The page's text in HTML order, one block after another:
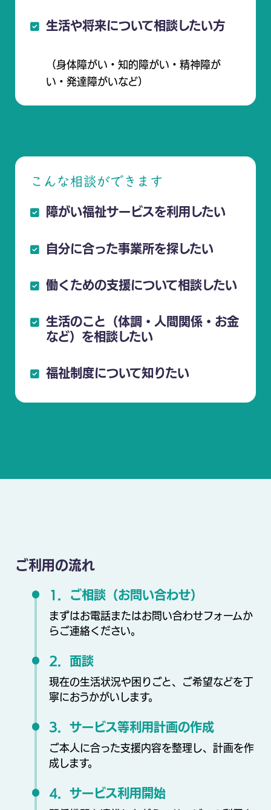
生活や将来について相談したい方
（身体障がい・知的障がい・精神障が
い・発達障がいなど）
こんな相談ができます
障がい福祉サービスを利用したい
自分に合った事業所を探したい
働くための支援について相談したい
生活のこと（体調・人間関係・お金
など）を相談したい
福祉制度について知りたい
ご利用の流れ
1．ご相談（お問い合わせ）
まずはお電話またはお問い合わせフォームか
らご連絡ください。
2．面談
現在の生活状況や困りごと、ご希望などを丁
寧におうかがいします。
3．サービス等利用計画の作成
ご本人に合った支援内容を整理し、計画を作
成します。
4．サービス利用開始